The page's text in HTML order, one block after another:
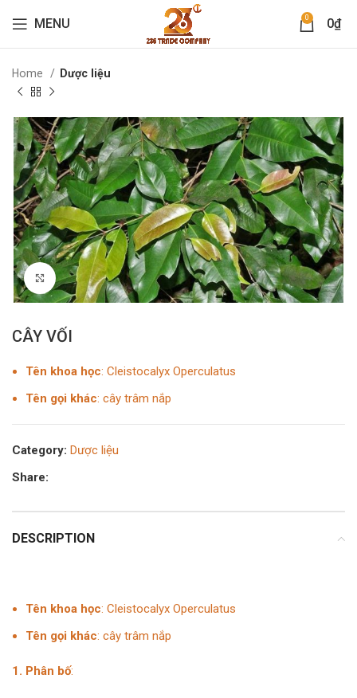
MENU 0 0₫
Home Dược liệu
Click to enlarge
CÂY VỐI
Tên khoa học: Cleistocalyx Operculatus
Tên gọi khác: cây trâm nắp
Category: Dược liệu
Share:
DESCRIPTION
Tên khoa học: Cleistocalyx Operculatus
Tên gọi khác: cây trâm nắp
1. Phân bố: